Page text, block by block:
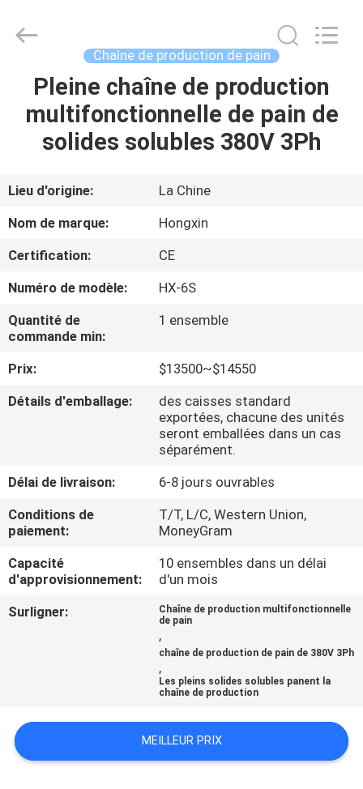
LA
MAISON
PRODUITS
LE
VR
PROPOS
DE
VISITE
DE
L'USINE
CONTRÔLE
DE
NOUS
CONTACTER
Food
Machinery
Reserved.
Chaîne de production de pain
Pleine chaîne de production
multifonctionnelle de pain de
solides solubles 380V 3Ph
Lieu d'origine:
La Chine
Nom de marque:
Hongxin
Certification:
CE
Numéro de modèle:
HX-6S
Quantité de
commande min:
1 ensemble
Prix:
$13500~$14550
Détails d'emballage:
des caisses standard
exportées, chacune des unités
seront emballées dans un cas
séparément.
Délai de livraison:
6-8 jours ouvrables
Conditions de
paiement:
T/T, L/C, Western Union,
MoneyGram
Capacité
d'approvisionnement:
10 ensembles dans un délai
d'un mois
Surligner:
Chaîne de production multifonctionnelle
de pain
,
chaîne de production de pain de 380V 3Ph
,
Les pleins solides solubles panent la
chaîne de production
MEILLEUR PRIX